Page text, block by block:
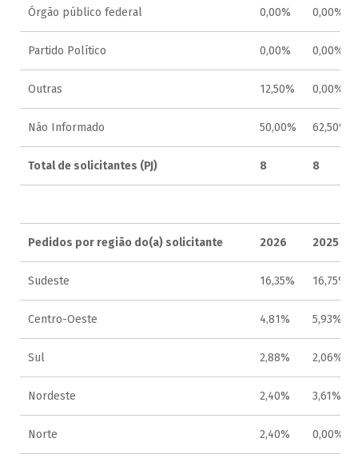
Órgão público federal 0,00% 0,00%
Partido Político 0,00% 0,00%
Outras 12,50% 0,00%
Não Informado 50,00% 62,50%
Total de solicitantes (PJ) 8 8
Pedidos por região do(a) solicitante 2026 2025
Sudeste 16,35% 16,75%
Centro-Oeste 4,81% 5,93%
Sul 2,88% 2,06%
Nordeste 2,40% 3,61%
Norte 2,40% 0,00%